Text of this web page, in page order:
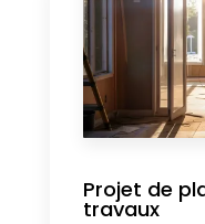
Projet de
travaux